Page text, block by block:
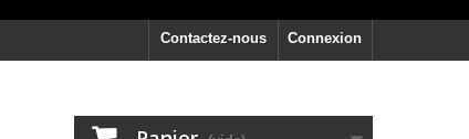
Connexion
Contactez-nous